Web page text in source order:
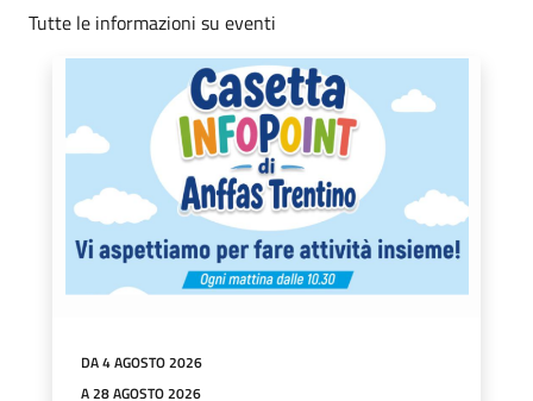
Tutte le informazioni su eventi
DA 4 AGOSTO 2026
A 28 AGOSTO 2026